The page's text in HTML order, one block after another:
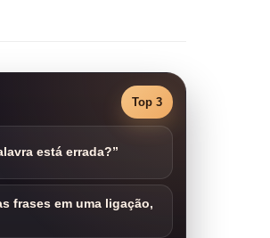
Top 3
está errada?”
frases em uma ligação,